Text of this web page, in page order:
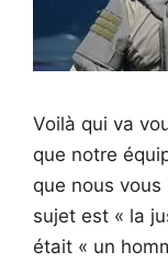
Voilà qui va
que notre
que nous
sujet est « la
était « un